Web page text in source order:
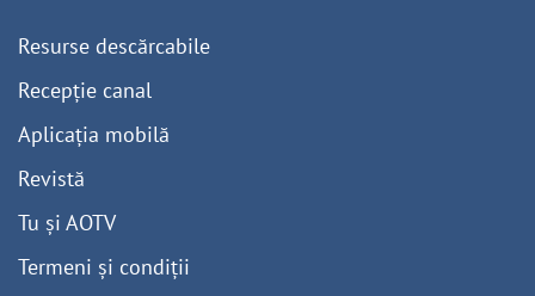
Resurse descărcabile
Recepție canal
Aplicația mobilă
Revistă
Tu și AOTV
Termeni și condiții